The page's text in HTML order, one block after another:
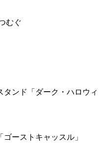
むぐ
ンド「ダーク・ハロウィ
ーストキャッスル」